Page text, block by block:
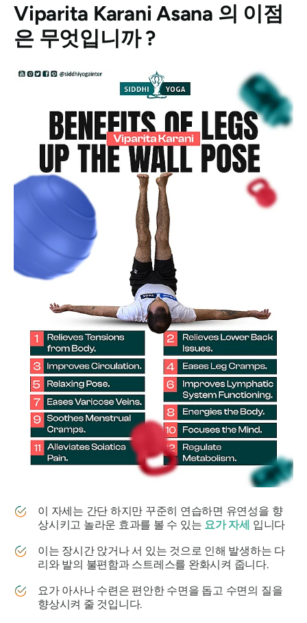
Viparita Karani Asana 의 이점
은 무엇입니까 ?
이 자세는 간단 하지만 꾸준히 연습하면 유연성을 향
상시키고 놀라운 효과를 볼 수 있는 요가 자세 입니다
이는 장시간 앉거나 서 있는 것으로 인해 발생하는 다
리와 발의 불편함과 스트레스를 완화시켜 줍니다.
요가 아사나 수련은 편안한 수면을 돕고 수면의 질을
향상시켜 줄 것입니다.